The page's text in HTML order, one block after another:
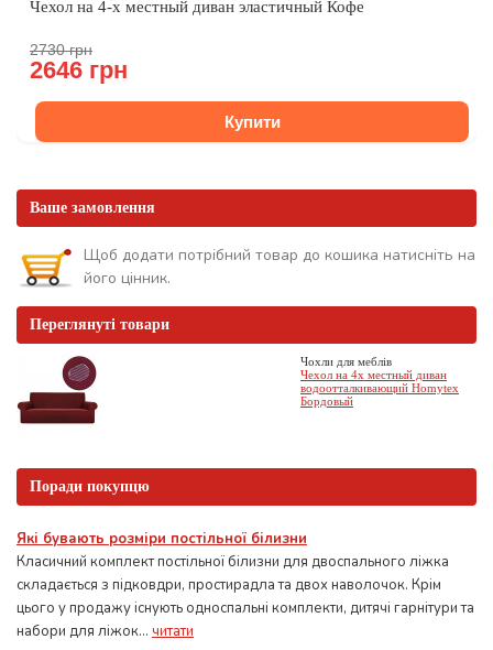
Чехол на 4-х местный диван эластичный Кофе
2730 грн
2646 грн
Купити
Ваше замовлення
Щоб додати потрібний товар до кошика натисніть на
його цінник.
Переглянуті товари
Чохли для меблів
Чехол на 4х местный диван
водоотталкивающий Homytex
Бордовый
Поради покупцю
Які бувають розміри постільної білизни
Класичний комплект постільної білизни для двоспального ліжка
складається з підковдри, простирадла та двох наволочок. Крім
цього у продажу існують односпальні комплекти, дитячі гарнітури та
набори для ліжок... читати